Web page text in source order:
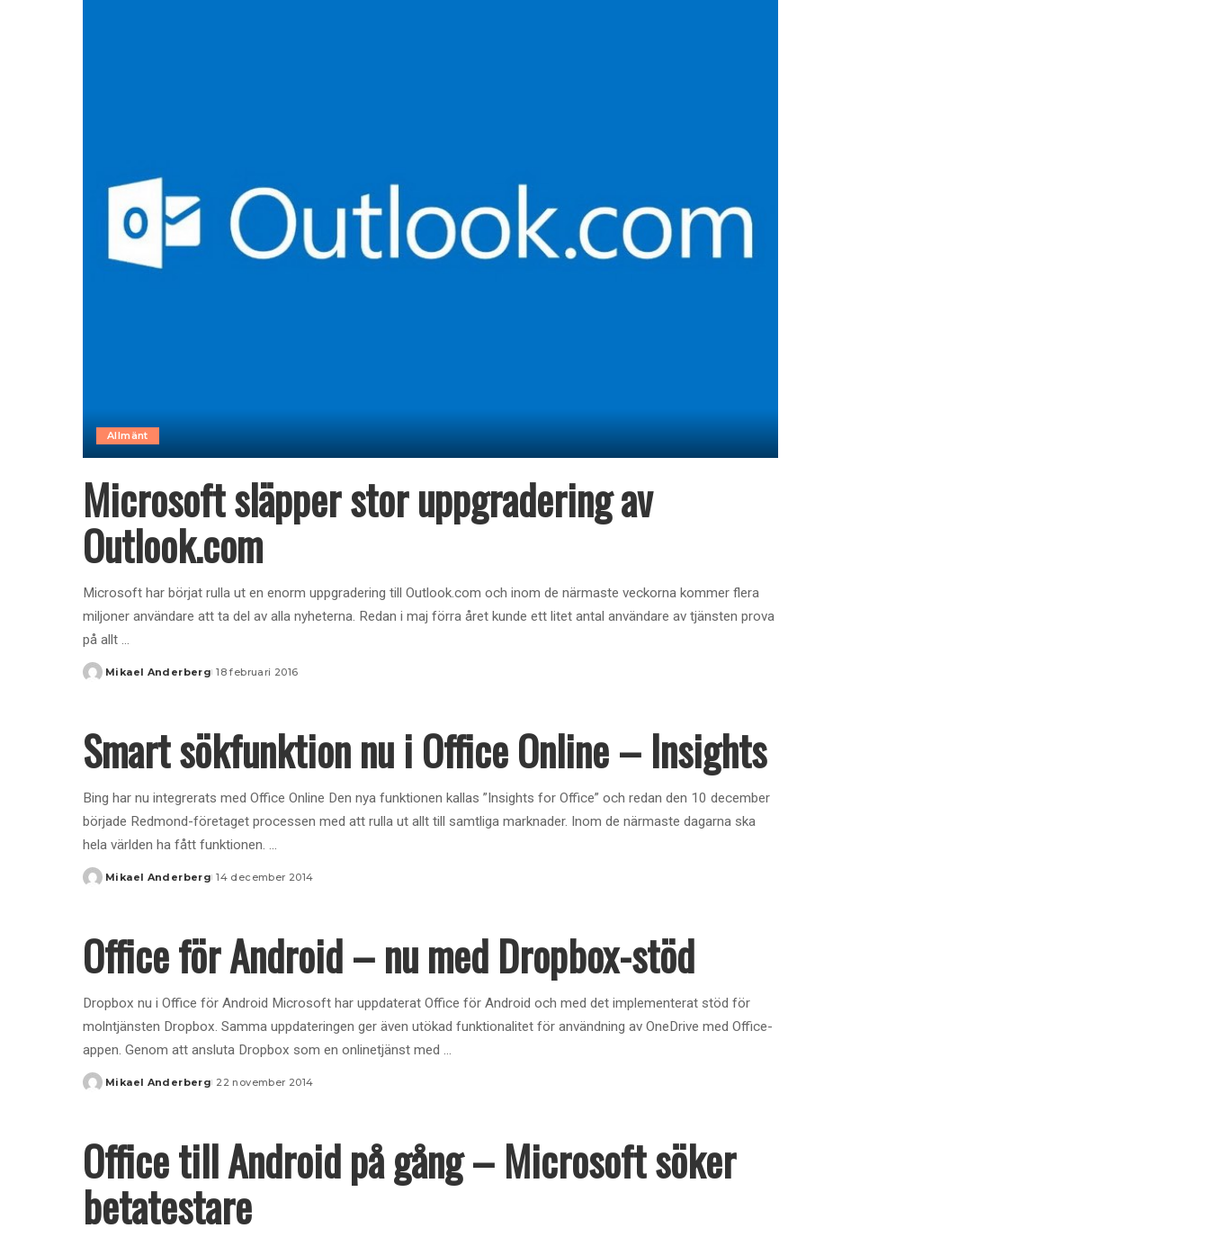
Allmänt
Microsoft släpper stor uppgradering av
Outlook.com
Microsoft har börjat rulla ut en enorm uppgradering till Outlook.com och inom de närmaste veckorna kommer flera
miljoner användare att ta del av alla nyheterna. Redan i maj förra året kunde ett litet antal användare av tjänsten prova
på allt ...
Posted
Mikael Anderberg 18 februari 2016
Smart sökfunktion nu i Office Online – Insights
Bing har nu integrerats med Office Online Den nya funktionen kallas ”Insights for Office” och redan den 10 december
började Redmond-företaget processen med att rulla ut allt till samtliga marknader. Inom de närmaste dagarna ska
hela världen ha fått funktionen. ...
Posted
Mikael Anderberg 14 december 2014
Office för Android – nu med Dropbox-stöd
Dropbox nu i Office för Android Microsoft har uppdaterat Office för Android och med det implementerat stöd för
molntjänsten Dropbox. Samma uppdateringen ger även utökad funktionalitet för användning av OneDrive med Office-
appen. Genom att ansluta Dropbox som en onlinetjänst med ...
Posted
Mikael Anderberg 22 november 2014
Office till Android på gång – Microsoft söker
betatestare